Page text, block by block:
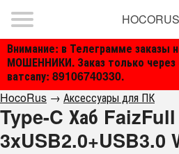
Внимание: в Телеграмме заказы
МОШЕННИКИ. Заказ только через
ватсапу: 89106740330.
HOCORUS
HocoRus → Аксессуары для ПК
Type-C Хаб
3xUSB2.0+USB3.0